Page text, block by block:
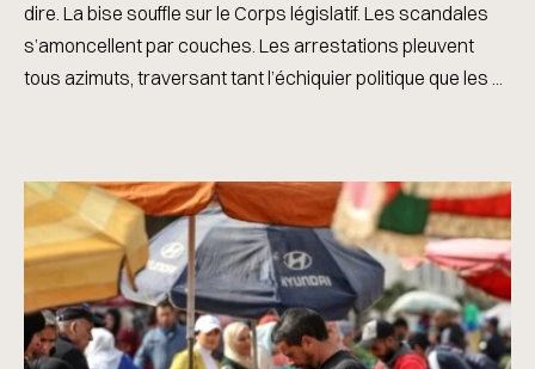
dire. La bise souffle sur le Corps législatif. Les scandales
s’amoncellent par couches. Les arrestations pleuvent
tous azimuts, traversant tant l’échiquier politique que les ...